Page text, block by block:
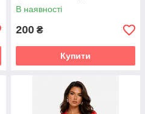
В наявності
200 ₴
Купити